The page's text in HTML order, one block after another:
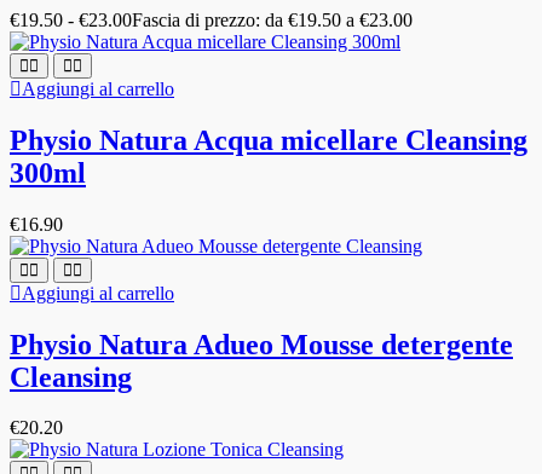
€19.50 - €23.00Fascia di prezzo: da €19.50 a €23.00
Aggiungi al carrello
Physio Natura Acqua micellare Cleansing
300ml
€16.90
Aggiungi al carrello
Physio Natura Adueo Mousse detergente
Cleansing
€20.20